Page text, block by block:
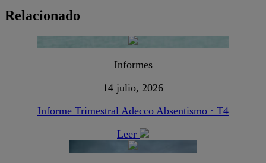
Relacionado
Informes
14 julio, 2026
Informe Trimestral Adecco Absentismo · T4
Leer